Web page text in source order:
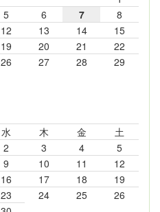
5 6 7
8
12 13 14
15
19 20 21
22
26 27 28
29
水 木 金
土
2 3 4
5
9 10 11
12
16 17 18
19
23 24 25
26